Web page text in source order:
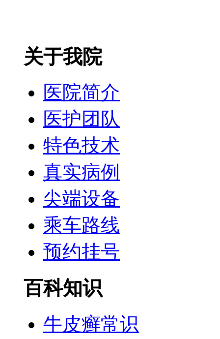
关于我院
医院简介
医护团队
特色技术
真实病例
尖端设备
乘车路线
预约挂号
百科知识
牛皮癣常识